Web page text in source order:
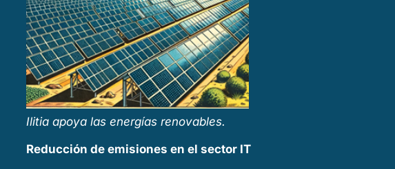
Ilitia apoya las energías renovables.
Reducción de emisiones en el sector IT